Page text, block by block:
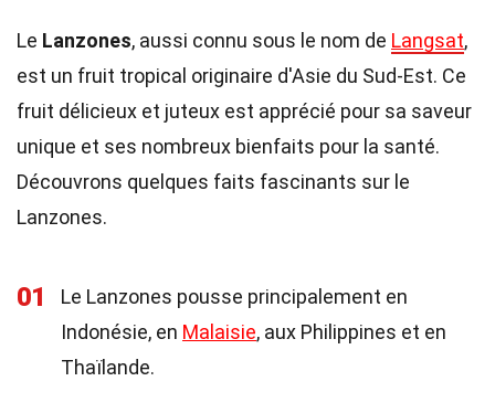
Le Lanzones, aussi connu sous le nom de Langsat,
est un fruit tropical originaire d'Asie du Sud-Est. Ce
fruit délicieux et juteux est apprécié pour sa saveur
unique et ses nombreux bienfaits pour la santé.
Découvrons quelques faits fascinants sur le
Lanzones.
01
Le Lanzones pousse principalement en
Indonésie, en Malaisie, aux Philippines et en
Thaïlande.